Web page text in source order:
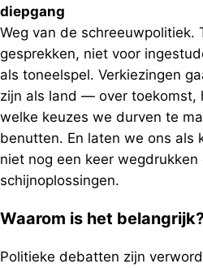
diepgang
Weg van de schreeuwpolitiek.
gesprekken, niet voor
als toneelspel. Verkiezingen
zijn als land — over toekomst,
welke keuzes we durven te
benutten. En laten we ons als
niet nog een keer wegdrukken
schijnoplossingen.
Waarom is het
Politieke debatten zijn